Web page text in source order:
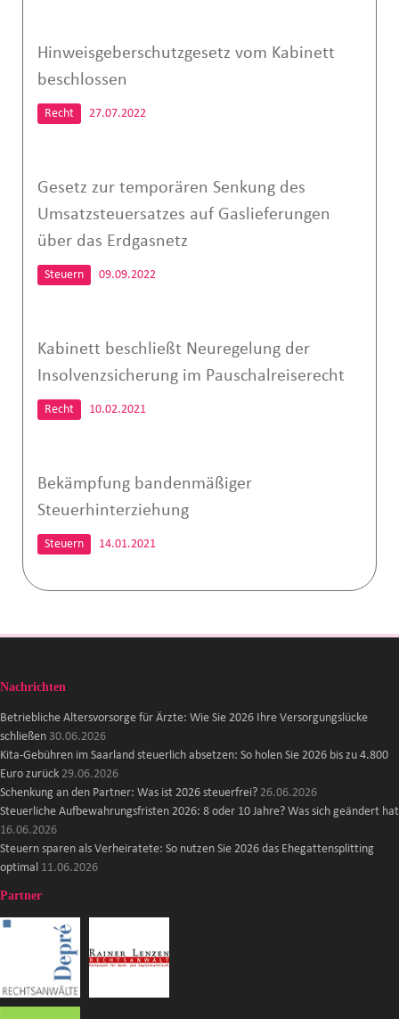
Hinweisgeberschutzgesetz vom Kabinett
beschlossen
Recht 27.07.2022
Gesetz zur temporären Senkung des
Umsatzsteuersatzes auf Gaslieferungen
über das Erdgasnetz
Steuern 09.09.2022
Kabinett beschließt Neuregelung der
Insolvenzsicherung im Pauschalreiserecht
Recht 10.02.2021
Bekämpfung bandenmäßiger
Steuerhinterziehung
Steuern 14.01.2021
Nachrichten
Betriebliche Altersvorsorge für Ärzte: Wie Sie 2026 Ihre Versorgungslücke
schließen 30.06.2026
Kita-Gebühren im Saarland steuerlich absetzen: So holen Sie 2026 bis zu 4.800
Euro zurück 29.06.2026
Schenkung an den Partner: Was ist 2026 steuerfrei? 26.06.2026
Steuerliche Aufbewahrungsfristen 2026: 8 oder 10 Jahre? Was sich geändert hat
16.06.2026
Steuern sparen als Verheiratete: So nutzen Sie 2026 das Ehegattensplitting
optimal 11.06.2026
Partner